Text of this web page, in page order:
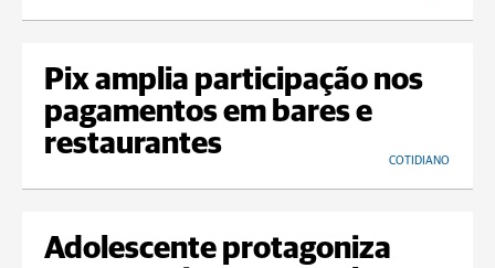
Pix amplia participação nos
pagamentos em bares e
restaurantes
COTIDIANO
Adolescente protagoniza